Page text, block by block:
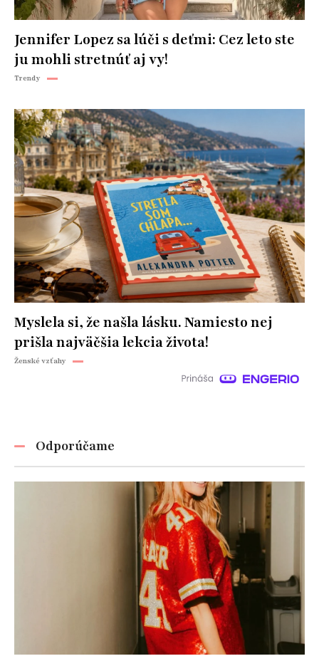
Jennifer Lopez sa lúči s deťmi: Cez leto ste
ju mohli stretnúť aj vy!
Trendy
Myslela si, že našla lásku. Namiesto nej
prišla najväčšia lekcia života!
Ženské vzťahy
Odporúčame